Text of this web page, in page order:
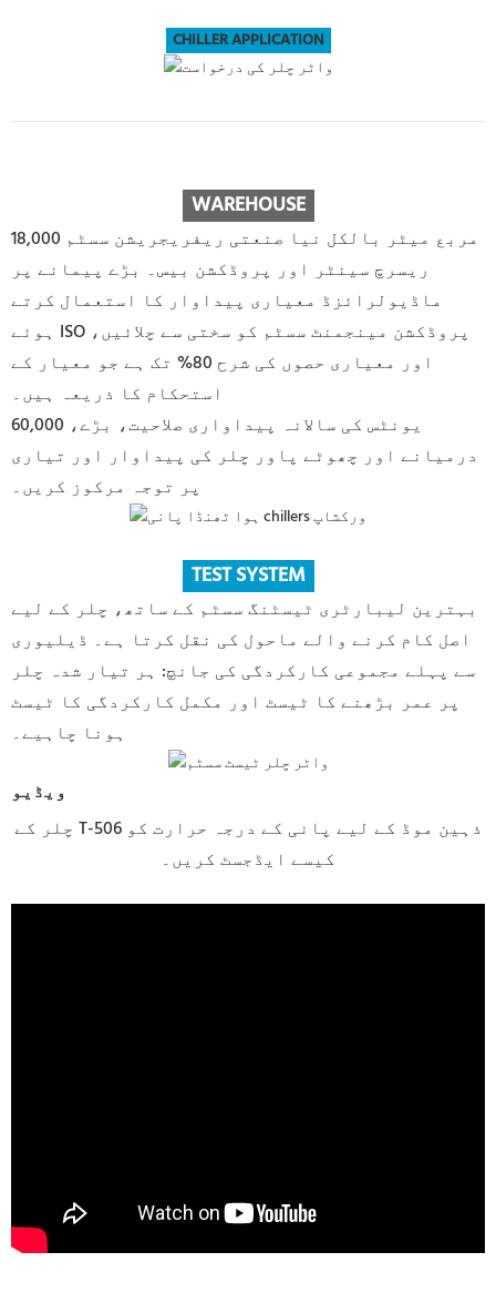
CHILLER APPLICATION
WAREHOUSE
18,000 مربع میٹر بالکل نیا صنعتی ریفریجریشن سسٹم
ریسرچ سینٹر اور پروڈکشن بیس۔ بڑے پیمانے پر
ماڈیولرائزڈ معیاری پیداوار کا استعمال کرتے
ہوئے ISO پروڈکشن مینجمنٹ سسٹم کو سختی سے چلائیں،
اور معیاری حصوں کی شرح 80% تک ہے جو معیار کے
استحکام کا ذریعہ ہیں۔
60,000 یونٹس کی سالانہ پیداواری صلاحیت، بڑے،
درمیانے اور چھوٹے پاور چلر کی پیداوار اور تیاری
پر توجہ مرکوز کریں۔
TEST SYSTEM
بہترین لیبارٹری ٹیسٹنگ سسٹم کے ساتھ، چلر کے لیے
اصل کام کرنے والے ماحول کی نقل کرتا ہے۔ ڈیلیوری
سے پہلے مجموعی کارکردگی کی جانچ: ہر تیار شدہ چلر
پر عمر بڑھنے کا ٹیسٹ اور مکمل کارکردگی کا ٹیسٹ
ہونا چاہیے۔
ویڈیو
چلر کے T-506 ذہین موڈ کے لیے پانی کے درجہ حرارت کو
کیسے ایڈجسٹ کریں۔